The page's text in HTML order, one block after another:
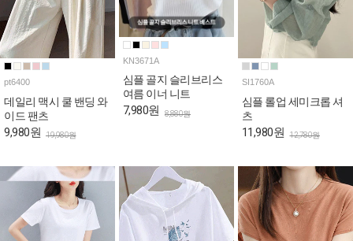
pt6400
데일리 맥시 쿨 밴딩 와
이드 팬츠
9,980원 19,980원
KN3671A
심플 골지 슬리브리스
여름 이너 니트
7,980원 8,880원
SI1760A
심플 롤업 세미크롭 셔
츠
11,980원 12,780원